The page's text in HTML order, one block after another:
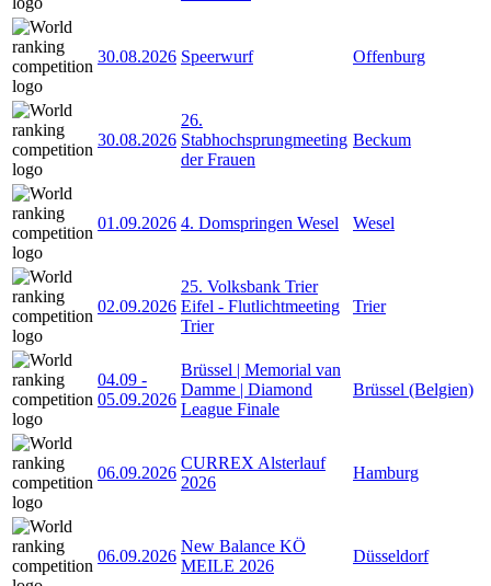
30.08.2026 Speerwurf Offenburg
30.08.2026
26.
Stabhochsprungmeeting
der Frauen
Beckum
01.09.2026 4. Domspringen Wesel Wesel
02.09.2026
25. Volksbank Trier
Eifel - Flutlichtmeeting
Trier
Trier
04.09 -
05.09.2026
Brüssel | Memorial van
Damme | Diamond
League Finale
Brüssel (Belgien)
06.09.2026
CURREX Alsterlauf
2026
Hamburg
06.09.2026
New Balance KÖ
MEILE 2026
Düsseldorf